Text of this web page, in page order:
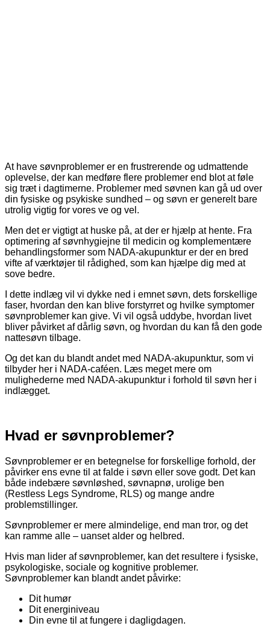
At have søvnproblemer er en frustrerende og udmattende
oplevelse, der kan medføre flere problemer end blot at føle
sig træt i dagtimerne. Problemer med søvnen kan gå ud over
din fysiske og psykiske sundhed – og søvn er generelt bare
utrolig vigtig for vores ve og vel.
Men det er vigtigt at huske på, at der er hjælp at hente. Fra
optimering af søvnhygiejne til medicin og komplementære
behandlingsformer som NADA-akupunktur er der en bred
vifte af værktøjer til rådighed, som kan hjælpe dig med at
sove bedre.
I dette indlæg vil vi dykke ned i emnet søvn, dets forskellige
faser, hvordan den kan blive forstyrret og hvilke symptomer
søvnproblemer kan give. Vi vil også uddybe, hvordan livet
bliver påvirket af dårlig søvn, og hvordan du kan få den gode
nattesøvn tilbage.
Og det kan du blandt andet med NADA-akupunktur, som vi
tilbyder her i NADA-caféen. Læs meget mere om
mulighederne med NADA-akupunktur i forhold til søvn her i
indlægget.
Hvad er søvnproblemer?
Søvnproblemer er en betegnelse for forskellige forhold, der
påvirker ens evne til at falde i søvn eller sove godt. Det kan
både indebære søvnløshed, søvnapnø, urolige ben
(Restless Legs Syndrome, RLS) og mange andre
problemstillinger.
Søvnproblemer er mere almindelige, end man tror, og det
kan ramme alle – uanset alder og helbred.
Hvis man lider af søvnproblemer, kan det resultere i fysiske,
psykologiske, sociale og kognitive problemer.
Søvnproblemer kan blandt andet påvirke:
Dit humør
Dit energiniveau
Din evne til at fungere i dagligdagen.